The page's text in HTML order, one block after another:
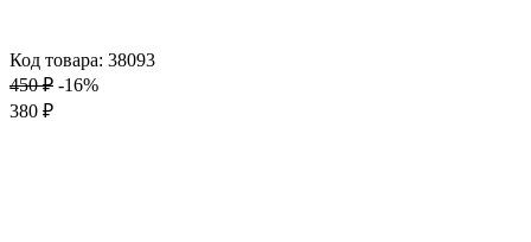
Код товара: 38093
450 ₽ -16%
380 ₽